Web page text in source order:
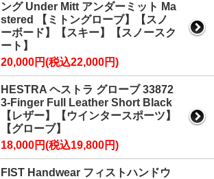
ング Under Mitt アンダーミット Ma
stered 【ミトングローブ】【スノ
ーボード】【スキー】【スノースク
ート】
20,000円(税込22,000円)
HESTRA ヘストラ グローブ 33872
3-Finger Full Leather Short Black
【レザー】【ウインタースポーツ】
【グローブ】
18,000円(税込19,800円)
FIST Handwear フィストハンドウ